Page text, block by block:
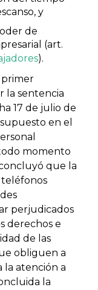
y
de
(art.
).
la sentencia
17 de julio de
en el
momento
que la
perjudicados
derechos e
de las
obliguen a
la atención a
la